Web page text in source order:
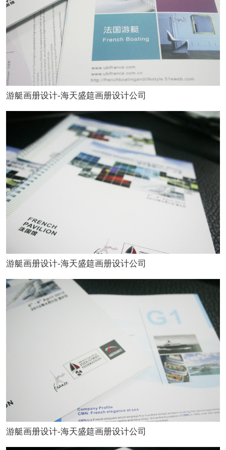
游艇画册设计-海天盛筵画册设计公司
游艇画册设计-海天盛筵画册设计公司
游艇画册设计-海天盛筵画册设计公司